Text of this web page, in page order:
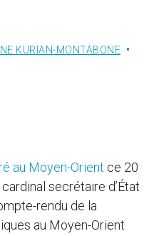
KURIAN-MONTABONE
au Moyen-Orient ce 20
secrétaire d’État
rendu de la
au Moyen-Orient